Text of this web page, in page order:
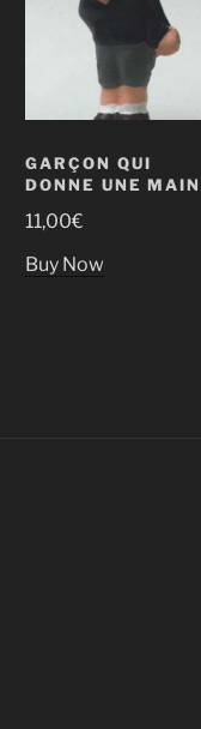
GARÇON QUI
DONNE UNE MAIN
11,00€
Buy Now